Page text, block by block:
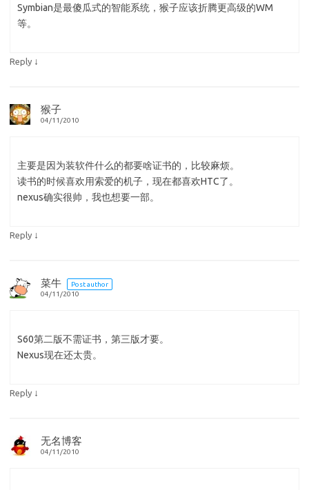
Symbian是最傻瓜式的智能系统，猴子应该折腾更高级的WM
等。
Reply ↓
猴子
04/11/2010
主要是因为装软件什么的都要啥证书的，比较麻烦。
读书的时候喜欢用索爱的机子，现在都喜欢HTC了。
nexus确实很帅，我也想要一部。
Reply ↓
菜牛
Post author
04/11/2010
S60第二版不需证书，第三版才要。
Nexus现在还太贵。
Reply ↓
无名博客
04/11/2010